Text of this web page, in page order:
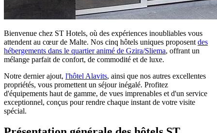
Bienvenue chez ST Hotels, où des expériences inoubliables vous
attendent au cœur de Malte. Nos cinq hôtels uniques proposent des
hébergements dans le quartier animé de Gzira/Sliema, offrant un
mélange parfait de confort, de commodité et de luxe.
Notre dernier ajout, l'hôtel Alavits, ainsi que nos autres excellentes
propriétés, vous promettent un séjour inégalé. Profitez
d'équipements haut de gamme, de vues imprenables et d'un service
exceptionnel, conçus pour rendre chaque instant de votre visite
spécial.